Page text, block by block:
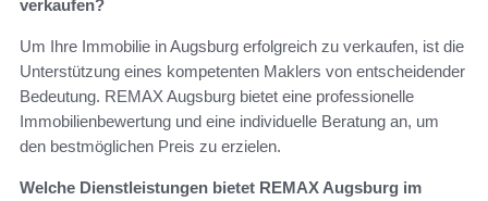
verkaufen?
Um Ihre Immobilie in Augsburg erfolgreich zu verkaufen, ist die
Unterstützung eines kompetenten Maklers von entscheidender
Bedeutung. REMAX Augsburg bietet eine professionelle
Immobilienbewertung und eine individuelle Beratung an, um
den bestmöglichen Preis zu erzielen.
Welche Dienstleistungen bietet REMAX Augsburg im